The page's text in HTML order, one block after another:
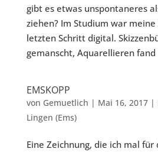
gibt es etwas unspontaneres
ziehen? Im Studium war
letzten Schritt digital.
gemanscht, Aquarellieren fand
EMSKOPP
von Gemuetlich | Mai 16, 2017|
Lingen (Ems)
Eine Zeichnung, die ich mal für